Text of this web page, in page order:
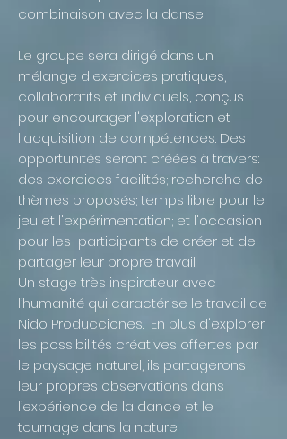
combinaison avec la danse.
Le groupe sera dirigé dans un
mélange d'exercices pratiques,
collaboratifs et individuels, conçus
pour encourager l'exploration et
l'acquisition de compétences. Des
opportunités seront créées à travers:
des exercices facilités; recherche de
thèmes proposés; temps libre pour le
jeu et l'expérimentation; et l'occasion
pour les participants de créer et de
partager leur propre travail.
Un stage très inspirateur avec
l’humanité qui caractérise le travail de
Nido Producciones. En plus d'explorer
les possibilités créatives offertes par
le paysage naturel, ils partagerons
leur propres observations dans
l’expérience de la dance et le
tournage dans la nature.